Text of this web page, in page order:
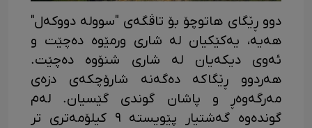
دوو ڕێگای هاتوچۆ بۆ تاڤگەی "سوولە دووکەل"
هەیە، یەکێکیان لە شاری ورمێوە دەچێت و
ئەوی دیکەیان لە شاری شنۆوە دەچێت.
هەردوو ڕێگاکە دەگەنە شارۆچکەی دزەی
مەرگەوەڕ و پاشان گوندی گێسیان. لەم
گوندەوە گەشتیار پێویستە ٩ کیلۆمەتری تر